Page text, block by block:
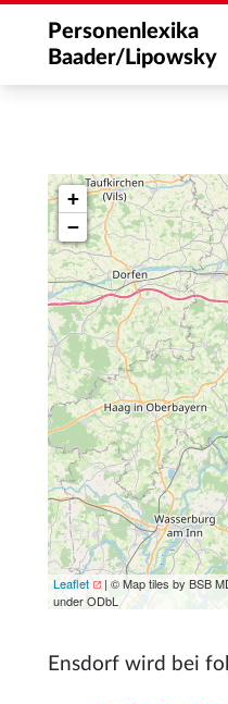
Personenlexika
Baader/Lipowsky
+
−
Leaflet
| © Map tiles by BSB
under ODbL
Ensdorf wird bei